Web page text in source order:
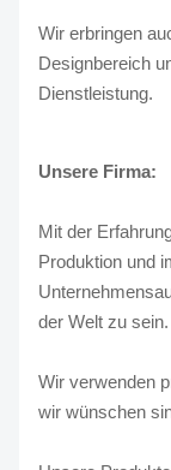
Wir erbringen
Designbereich
Dienstleistung.
Unsere Firma:
Mit der
Produktion und
der Welt zu sein.
Wir verwenden
wir wünschen